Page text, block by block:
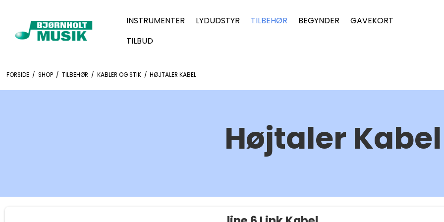
INSTRUMENTER LYDUDSTYR TILBEHØR BEGYNDER
GAVEKORT
TILBUD
FORSIDE / SHOP / TILBEHØR / KABLER OG STIK / HØJTALER KABEL
Højtaler Kabel